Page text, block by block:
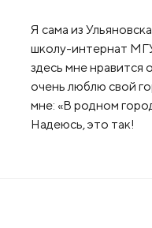
Я сама из
школу-интернат
здесь мне нравится
очень люблю свой
мне: «В родном
Надеюсь, это так!